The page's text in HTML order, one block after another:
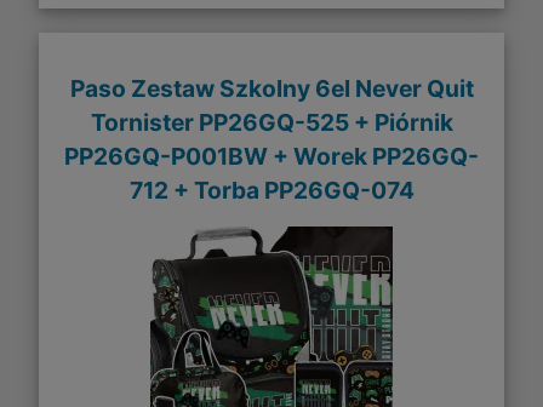
Paso Zestaw Szkolny 6el Never Quit
Tornister PP26GQ-525 + Piórnik
PP26GQ-P001BW + Worek PP26GQ-
712 + Torba PP26GQ-074